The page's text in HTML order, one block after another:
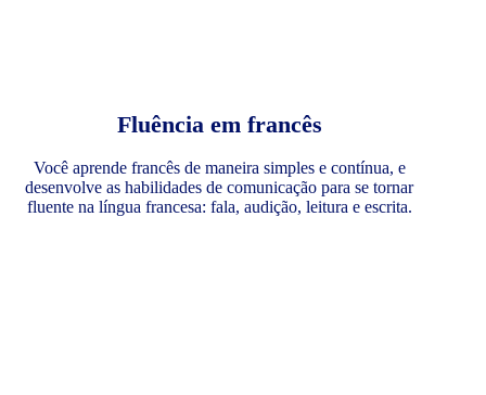
Fluência em francês
Você aprende francês de maneira simples e contínua, e
desenvolve as habilidades de comunicação para se tornar
fluente na língua francesa: fala, audição, leitura e escrita.